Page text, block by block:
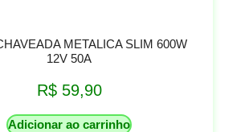
METALICA SLIM 600W
12V 50A
R$59,90
Adicionar ao carrinho